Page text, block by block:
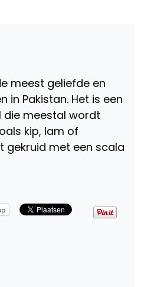
meest geliefde en
in Pakistan. Het is een
die meestal wordt
kip, lam of
gekruid met een scala